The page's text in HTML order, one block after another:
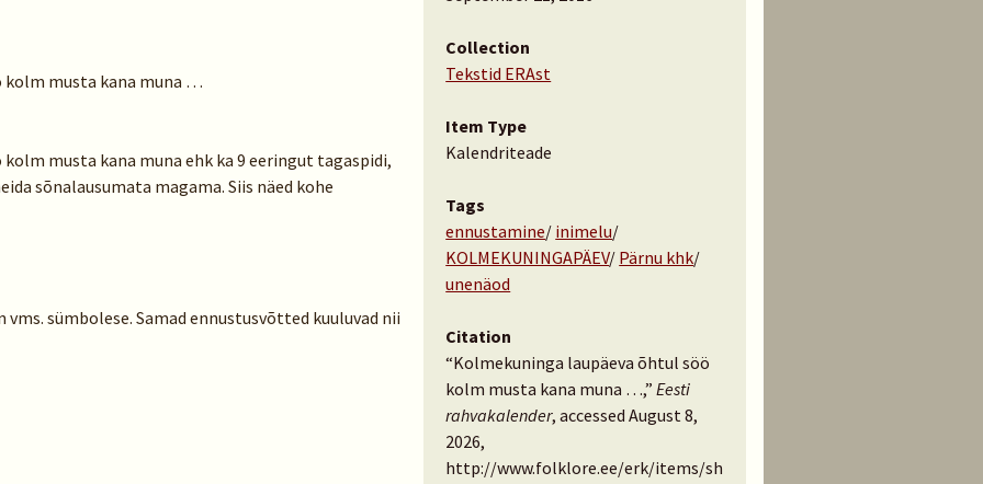
kolm musta kana muna …
musta kana muna ehk ka 9 eeringut tagaspidi,
sõnalausumata magama. Siis näed kohe
vms. sümbolese. Samad ennustusvõtted kuuluvad nii
Collection
Tekstid ERAst
Item Type
Kalendriteade
Tags
ennustamine/ inimelu/
KOLMEKUNINGAPÄEV/ Pärnu khk/
unenäod
Citation
“Kolmekuninga laupäeva õhtul söö
kolm musta kana muna …,”Eesti
rahvakalender, accessed August 8,
2026,
http://www.folklore.ee/erk/items/sh